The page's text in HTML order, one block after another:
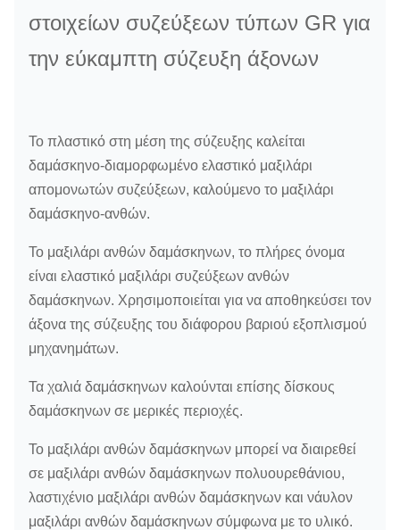
στοιχείων συζεύξεων τύπων GR για
την εύκαμπτη σύζευξη άξονων
Το πλαστικό στη μέση της σύζευξης καλείται
δαμάσκηνο-διαμορφωμένο ελαστικό μαξιλάρι
απομονωτών συζεύξεων, καλούμενο το μαξιλάρι
δαμάσκηνο-ανθών.
Το μαξιλάρι ανθών δαμάσκηνων, το πλήρες όνομα
είναι ελαστικό μαξιλάρι συζεύξεων ανθών
δαμάσκηνων. Χρησιμοποιείται για να αποθηκεύσει τον
άξονα της σύζευξης του διάφορου βαριού εξοπλισμού
μηχανημάτων.
Τα χαλιά δαμάσκηνων καλούνται επίσης δίσκους
δαμάσκηνων σε μερικές περιοχές.
Το μαξιλάρι ανθών δαμάσκηνων μπορεί να διαιρεθεί
σε μαξιλάρι ανθών δαμάσκηνων πολυουρεθάνιου,
λαστιχένιο μαξιλάρι ανθών δαμάσκηνων και νάυλον
μαξιλάρι ανθών δαμάσκηνων σύμφωνα με το υλικό.